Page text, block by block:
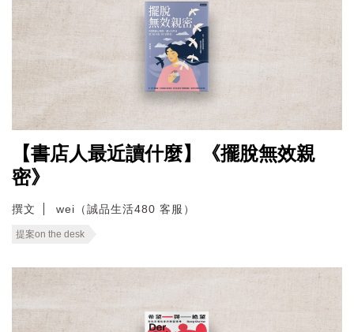
【書店人最近讀什麼】《擺脫無效親
密》
撰文 wei（誠品生活480 客服）
提案on the desk